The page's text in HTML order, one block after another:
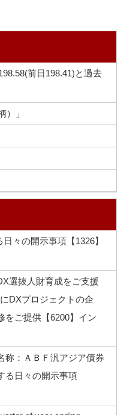
前日198.41)と過去
）」
々の開示事項【1326】
選抜人財育成をご支援
DXプロジェクトの企
をご提供【6200】イン
称：ＡＢＦ汎アジア債券
る日々の開示事項